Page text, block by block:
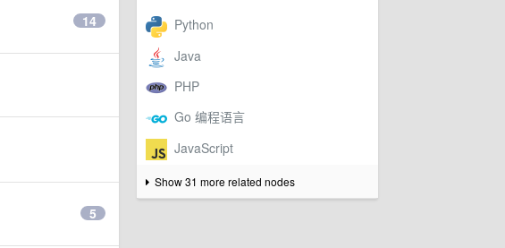
Show 31 more related nodes
14
5